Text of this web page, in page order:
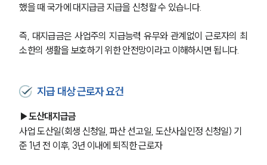
했을 때 국가에 대지급금 지급을 신청할 수 있습니다.
즉, 대지급금은 사업주의 지급능력 유무와 관계없이 근로자의 최
소한의 생활을 보호하기 위한 안전망이라고 이해하시면 됩니다.
지급 대상 근로자 요건
▶도산대지급금
사업 도산일(회생 신청일, 파산 선고일, 도산사실인정 신청일) 기
준 1년 전 이후, 3년 이내에 퇴직한 근로자